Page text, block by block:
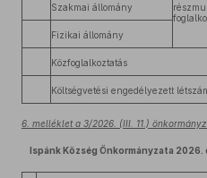
Szakmai állomány
Fizikai állomány
Közfoglalkoztatás
Költségvetési engedélyezett
6. melléklet a 3/2026. (III. 11.)
Ispánk Község Önkormányzata